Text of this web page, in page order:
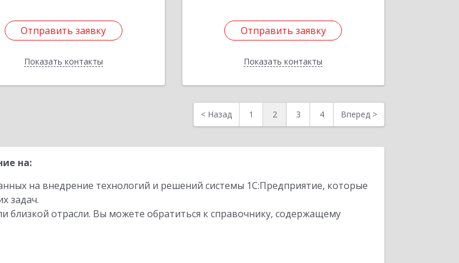
Отправить заявку
Показать контакты
Отправить заявку
Назад
Отправить заявку
Показать контакты
Отправить заявку
Назад
< Назад 1 2 3 4 Вперед >
на:
на внедрение технологий и решений системы 1С:Предприятие, которые
задач.
отрасли. Вы можете обратиться к справочнику, содержащему